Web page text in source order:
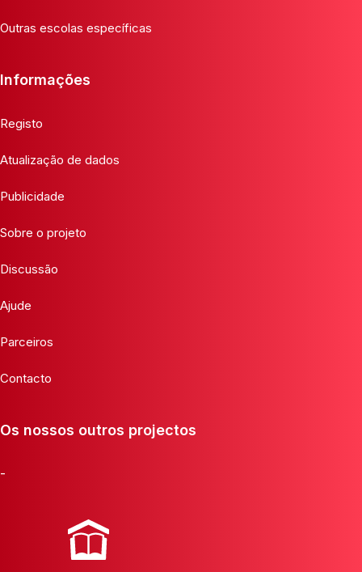
Outras escolas específicas
Informações
Registo
Atualização de dados
Publicidade
Sobre o projeto
Discussão
Ajude
Parceiros
Contacto
Os nossos outros projectos
-